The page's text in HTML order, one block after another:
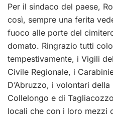
Per il sindaco del paese,
così, sempre una ferita
fuoco alle porte del
domato. Ringrazio tutti
tempestivamente, i Vigili
Civile Regionale, i
D’Abruzzo, i volontari
Collelongo e di
locali che con i loro mezzi